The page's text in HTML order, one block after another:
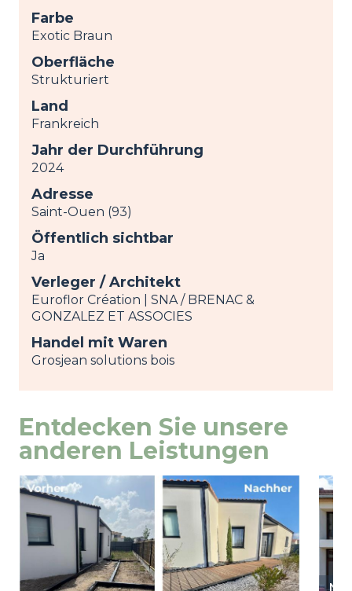
Farbe
Exotic Braun
Oberfläche
Strukturiert
Land
Frankreich
Jahr der Durchführung
2024
Adresse
Saint-Ouen (93)
Öffentlich sichtbar
Ja
Verleger / Architekt
Euroflor Création | SNA / BRENAC &
GONZALEZ ET ASSOCIES
Handel mit Waren
Grosjean solutions bois
Entdecken Sie unsere
anderen Leistungen
Image
Ansicht